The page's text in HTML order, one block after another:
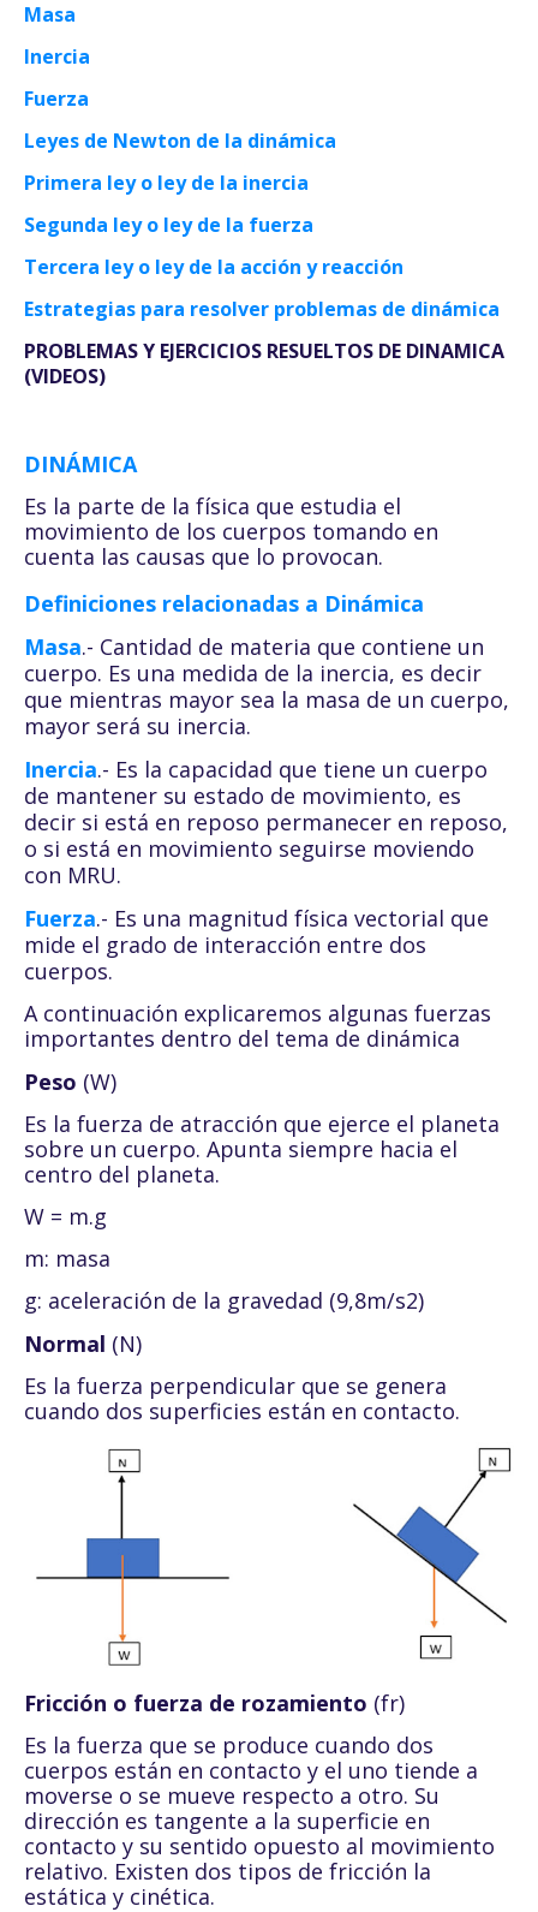
Masa
Inercia
Fuerza
Leyes de Newton de la dinámica
Primera ley o ley de la inercia
Segunda ley o ley de la fuerza
Tercera ley o ley de la acción y reacción
Estrategias para resolver problemas de dinámica
PROBLEMAS Y EJERCICIOS RESUELTOS DE DINAMICA
(VIDEOS)
DINÁMICA
Es la parte de la física que estudia el
movimiento de los cuerpos tomando en
cuenta las causas que lo provocan.
Definiciones relacionadas a Dinámica
Masa.- Cantidad de materia que contiene un
cuerpo. Es una medida de la inercia, es decir
que mientras mayor sea la masa de un cuerpo,
mayor será su inercia.
Inercia.- Es la capacidad que tiene un cuerpo
de mantener su estado de movimiento, es
decir si está en reposo permanecer en reposo,
o si está en movimiento seguirse moviendo
con MRU.
Fuerza.- Es una magnitud física vectorial que
mide el grado de interacción entre dos
cuerpos.
A continuación explicaremos algunas fuerzas
importantes dentro del tema de dinámica
Peso (W)
Es la fuerza de atracción que ejerce el planeta
sobre un cuerpo. Apunta siempre hacia el
centro del planeta.
W = m.g
m: masa
g: aceleración de la gravedad (9,8m/s2)
Normal (N)
Es la fuerza perpendicular que se genera
cuando dos superficies están en contacto.
Fricción o fuerza de rozamiento (fr)
Es la fuerza que se produce cuando dos
cuerpos están en contacto y el uno tiende a
moverse o se mueve respecto a otro. Su
dirección es tangente a la superficie en
contacto y su sentido opuesto al movimiento
relativo. Existen dos tipos de fricción la
estática y cinética.